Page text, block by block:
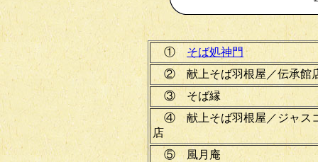
① そば処神門
② 献上そば羽根屋／伝承館
③ そば縁
④ 献上そば羽根屋／ジャス
店
⑤ 風月庵